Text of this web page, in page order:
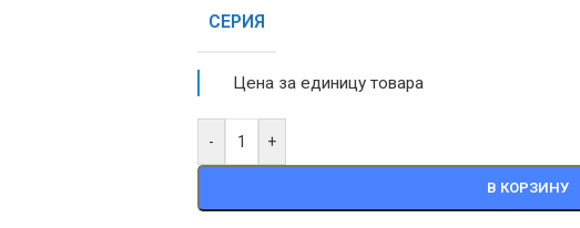
СЕРИЯ
Цена за единицу товара
- +
В КОРЗИНУ